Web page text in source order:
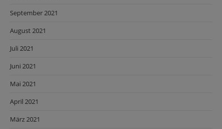
September 2021
August 2021
Juli 2021
Juni 2021
Mai 2021
April 2021
März 2021